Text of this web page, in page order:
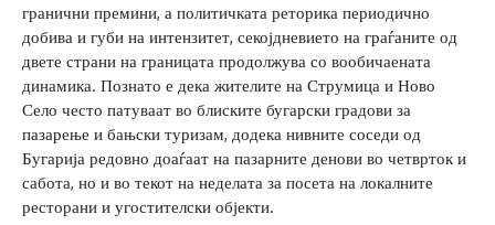
гранични премини, а политичката реторика периодично
добива и губи на интензитет, секојдневието на граѓаните од
двете страни на границата продолжува со вообичаената
динамика. Познато е дека жителите на Струмица и Ново
Село често патуваат во блиските бугарски градови за
пазарење и бањски туризам, додека нивните соседи од
Бугарија редовно доаѓаат на пазарните денови во четврток и
сабота, но и во текот на неделата за посета на локалните
ресторани и угостителски објекти.